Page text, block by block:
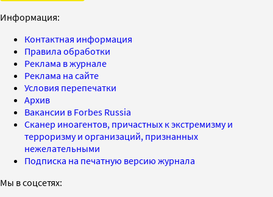
Информация:
Контактная информация
Правила обработки
Реклама в журнале
Реклама на сайте
Условия перепечатки
Архив
Вакансии в Forbes Russia
Сканер иноагентов, причастных к экстремизму и
терроризму и организаций, признанных
нежелательными
Подписка на печатную версию журнала
Мы в соцсетях: